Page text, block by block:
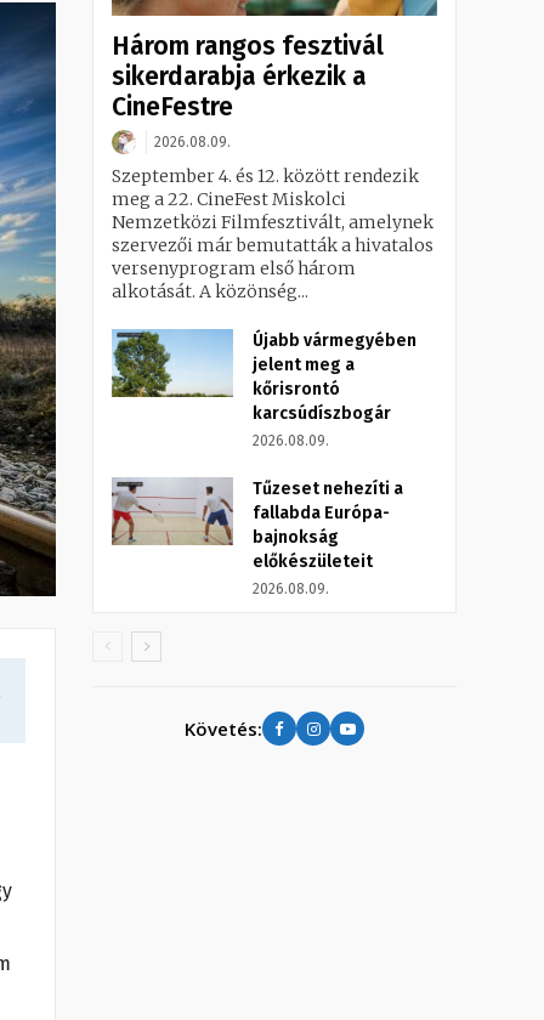
Három rangos fesztivál
sikerdarabja érkezik a
CineFestre
2026.08.09.
Szeptember 4. és 12. között rendezik
meg a 22. CineFest Miskolci
Nemzetközi Filmfesztivált, amelynek
szervezői már bemutatták a hivatalos
versenyprogram első három
alkotását. A közönség...
Újabb vármegyében
jelent meg a
kőrisrontó
karcsúdíszbogár
2026.08.09.
Tűzeset nehezíti a
fallabda Európa-
bajnokság
előkészületeit
2026.08.09.
Követés: